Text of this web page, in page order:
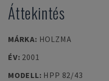
Áttekintés
MÁRKA: HOLZMA
ÉV: 2001
MODELL: HPP 82/43